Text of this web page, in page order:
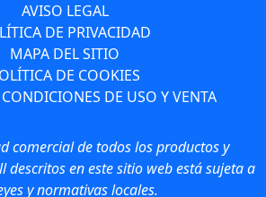
AVISO LEGAL
DE PRIVACIDAD
MAPA DEL SITIO
DE COOKIES
DE USO Y VENTA
comercial de todos los productos y
descritos en este sitio web está sujeta a
y normativas locales.